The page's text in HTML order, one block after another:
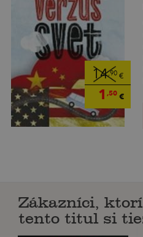
14,90 €
1 ,50 €
Zákazníci,
tento titul si